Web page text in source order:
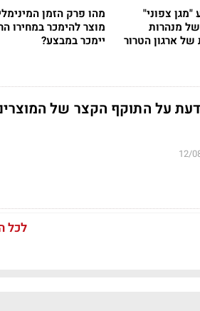
צפוני"
מנהרות
של ארגון הטרור
מהו פרק הזמן
מוצר להימכר במחירו
יימכר במבצע?
על התוקף הקצר של
12/
לכל